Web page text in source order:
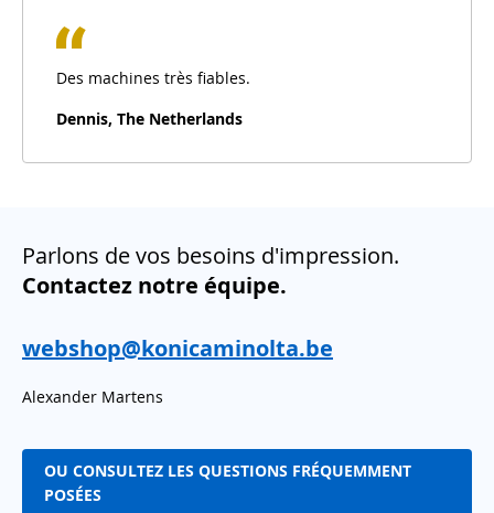
Des machines très fiables.
Dennis, The Netherlands
Parlons de vos besoins d'impression.
Contactez notre équipe.
webshop@konicaminolta.be
Alexander Martens
OU CONSULTEZ LES QUESTIONS FRÉQUEMMENT
POSÉES